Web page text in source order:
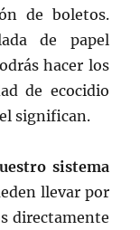
de boletos.
de papel
hacer los
de ecocidio
significan.
sistema
llevar por
directamente